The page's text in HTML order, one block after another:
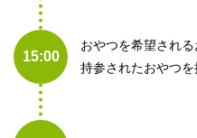
15:00
おやつを希望され
持参されたおやつを